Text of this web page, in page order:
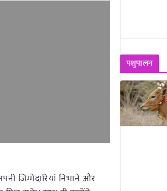
जिम्मेदारियां निभाने और
पशुपालन